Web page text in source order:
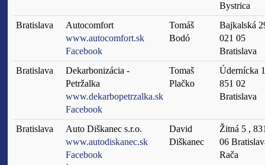
Bystrica
Bratislava
Autocomfort
www.autocomfort.sk
Facebook
Tomáš
Bodó
Bajkalská
021 05
Bratislava
Bratislava
Dekarbonizácia -
Petržalka
www.dekarbopetrzalka.sk
Facebook
Tomaš
Plačko
Údernícka
851 02
Bratislava
Bratislava
Auto Diškanec s.r.o.
www.autodiskanec.sk
Facebook
David
Diškanec
Žitná 5 ,
06
Rača